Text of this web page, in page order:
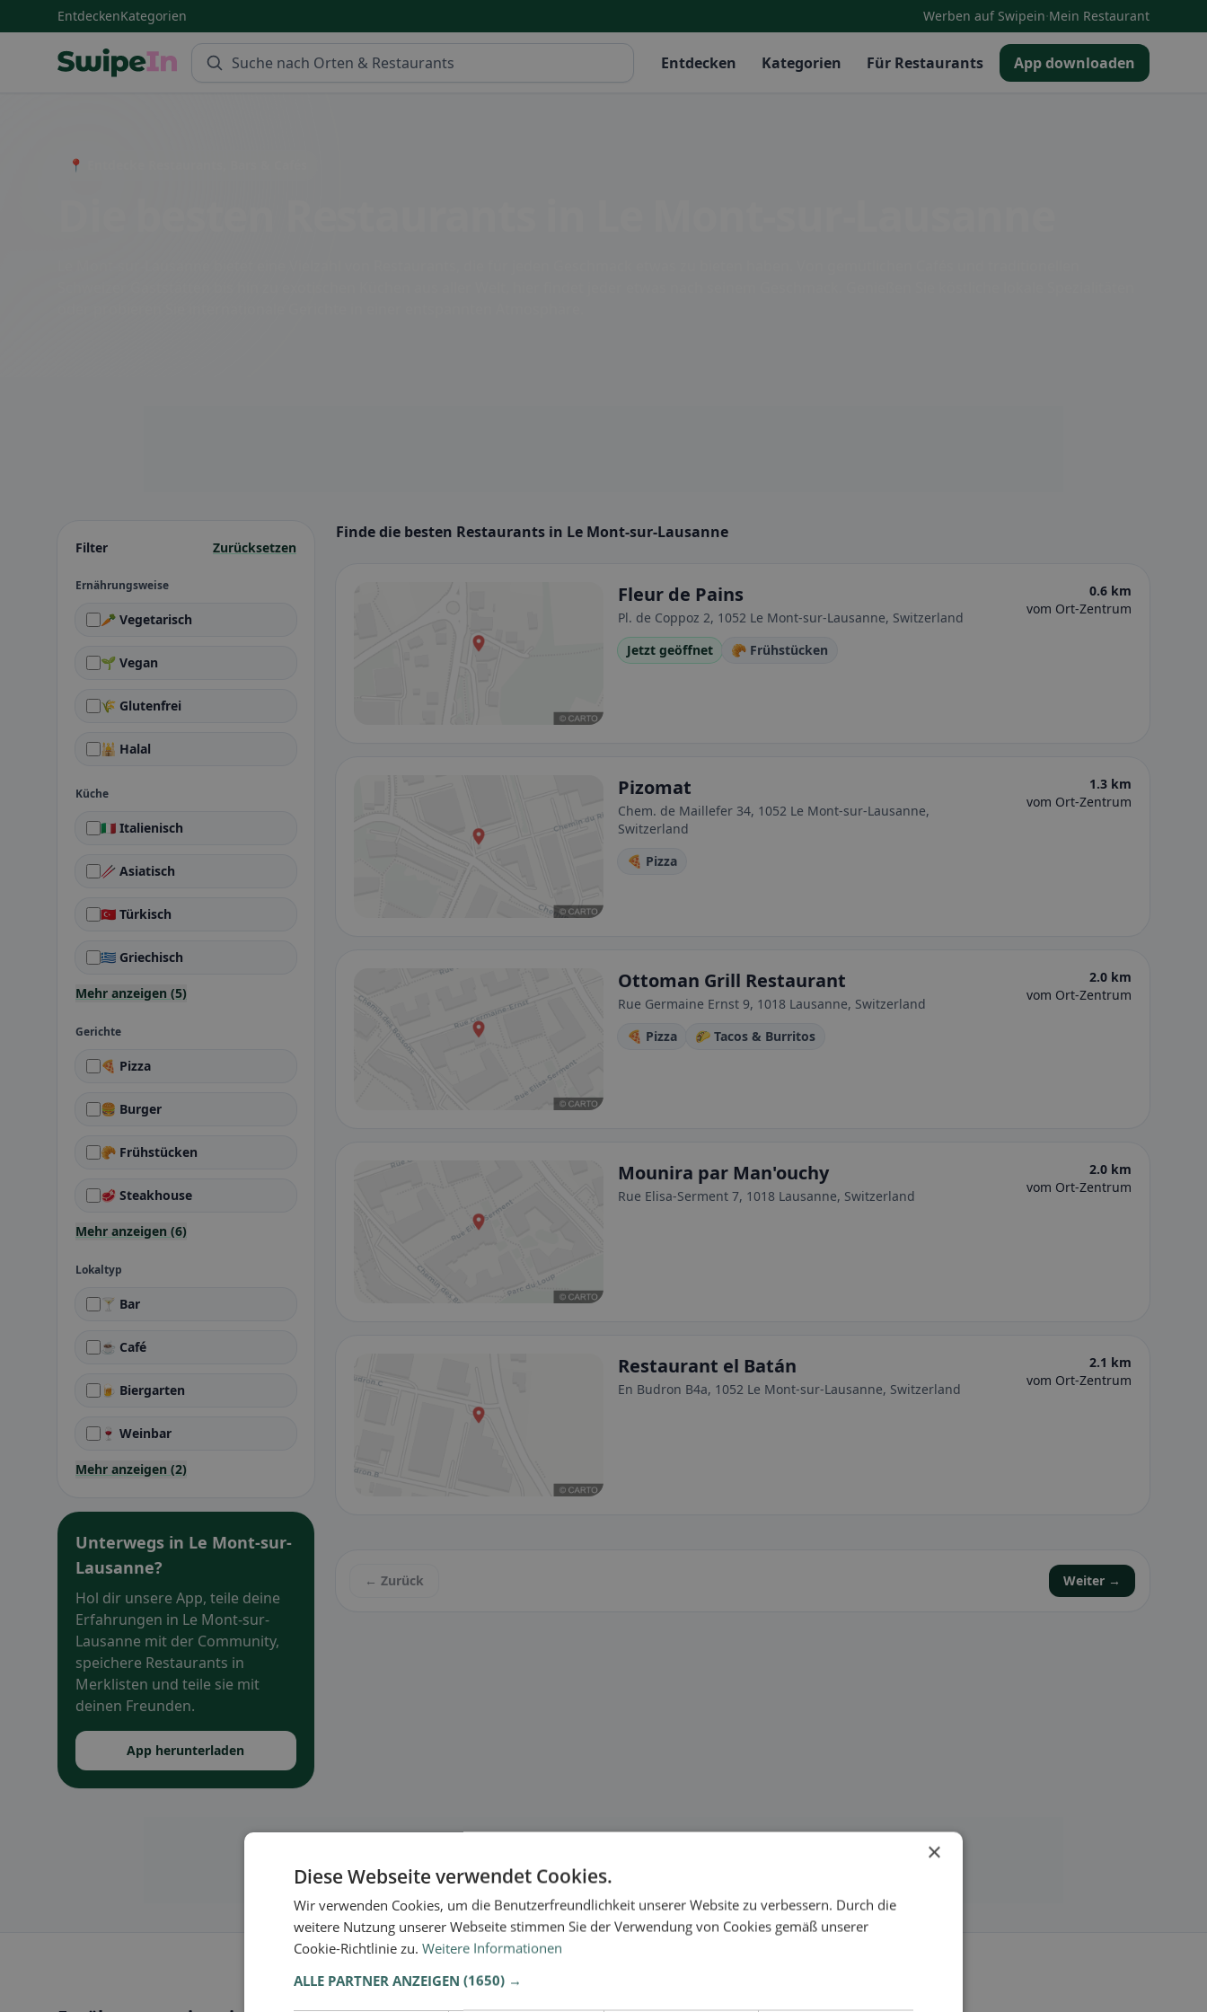
EntdeckenKategorien Werben auf Swipein·Mein Restaurant
Entdecken Kategorien Für Restaurants App downloaden
📍 Entdecke Restaurants, Bars & Cafés
Filter Zurücksetzen
Ernährungsweise
🥕 Vegetarisch
🌱 Vegan
🌾 Glutenfrei
🕌 Halal
Küche
🇮🇹 Italienisch
🥢 Asiatisch
🇹🇷 Türkisch
🇬🇷 Griechisch
Mehr anzeigen (5)
Gerichte
🍕 Pizza
🍔 Burger
🥐 Frühstücken
🥩 Steakhouse
Mehr anzeigen (6)
Lokaltyp
🍸 Bar
☕ Café
🍺 Biergarten
🍷 Weinbar
Mehr anzeigen (2)
Unterwegs in Le Mont-sur-
Lausanne?
Hol dir unsere App, teile deine
Erfahrungen in Le Mont-sur-
Lausanne mit der Community,
speichere Restaurants in
Merklisten und teile sie mit
deinen Freunden.
App herunterladen
Finde die besten Restaurants in Le Mont-sur-Lausanne
Fleur de Pains
Pl. de Coppoz 2, 1052 Le Mont-sur-Lausanne, Switzerland
0.6 km
vom Ort-Zentrum
Jetzt geöffnet 🥐 Frühstücken
Pizomat
Chem. de Maillefer 34, 1052 Le Mont-sur-Lausanne,
Switzerland
1.3 km
vom Ort-Zentrum
🍕 Pizza
Ottoman Grill Restaurant
Rue Germaine Ernst 9, 1018 Lausanne, Switzerland
2.0 km
vom Ort-Zentrum
🍕 Pizza 🌮 Tacos & Burritos
Mounira par Man'ouchy
Rue Elisa-Serment 7, 1018 Lausanne, Switzerland
2.0 km
vom Ort-Zentrum
Restaurant el Batán
En Budron B4a, 1052 Le Mont-sur-Lausanne, Switzerland
2.1 km
vom Ort-Zentrum
← Zurück Weiter →
×
Diese Webseite verwendet Cookies.
Wir verwenden Cookies, um die Benutzerfreundlichkeit unserer Website zu verbessern. Durch die
weitere Nutzung unserer Webseite stimmen Sie der Verwendung von Cookies gemäß unserer
Cookie-Richtlinie zu. Weitere Informationen
ALLE PARTNER ANZEIGEN (1650) →